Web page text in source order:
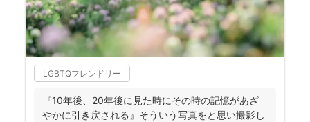
LGBTQフレンドリー
『10年後、20年後に見た時にその時の記憶があざ
やかに引き戻される』そういう写真をと思い撮影し